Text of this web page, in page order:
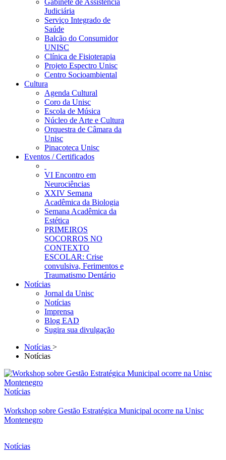
Gabinete de Assistência
Judiciária
Serviço Integrado de
Saúde
Balcão do Consumidor
UNISC
Clínica de Fisioterapia
Projeto Espectro Unisc
Centro Socioambiental
Cultura
Agenda Cultural
Coro da Unisc
Escola de Música
Núcleo de Arte e Cultura
Orquestra de Câmara da
Unisc
Pinacoteca Unisc
Eventos / Certificados
VI Encontro em
Neurociências
XXIV Semana
Acadêmica da Biologia
Semana Acadêmica da
Estética
PRIMEIROS
SOCORROS NO
CONTEXTO
ESCOLAR: Crise
convulsiva, Ferimentos e
Traumatismo Dentário
Notícias
Jornal da Unisc
Notícias
Imprensa
Blog EAD
Sugira sua divulgação
Notícias >
Notícias
Notícias
Workshop sobre Gestão Estratégica Municipal ocorre na Unisc
Montenegro
Notícias